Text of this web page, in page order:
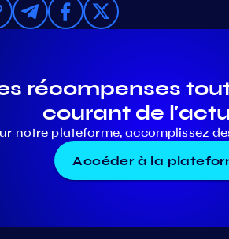
récompenses
courant de
notre plateforme, accomplissez
Accéder à la